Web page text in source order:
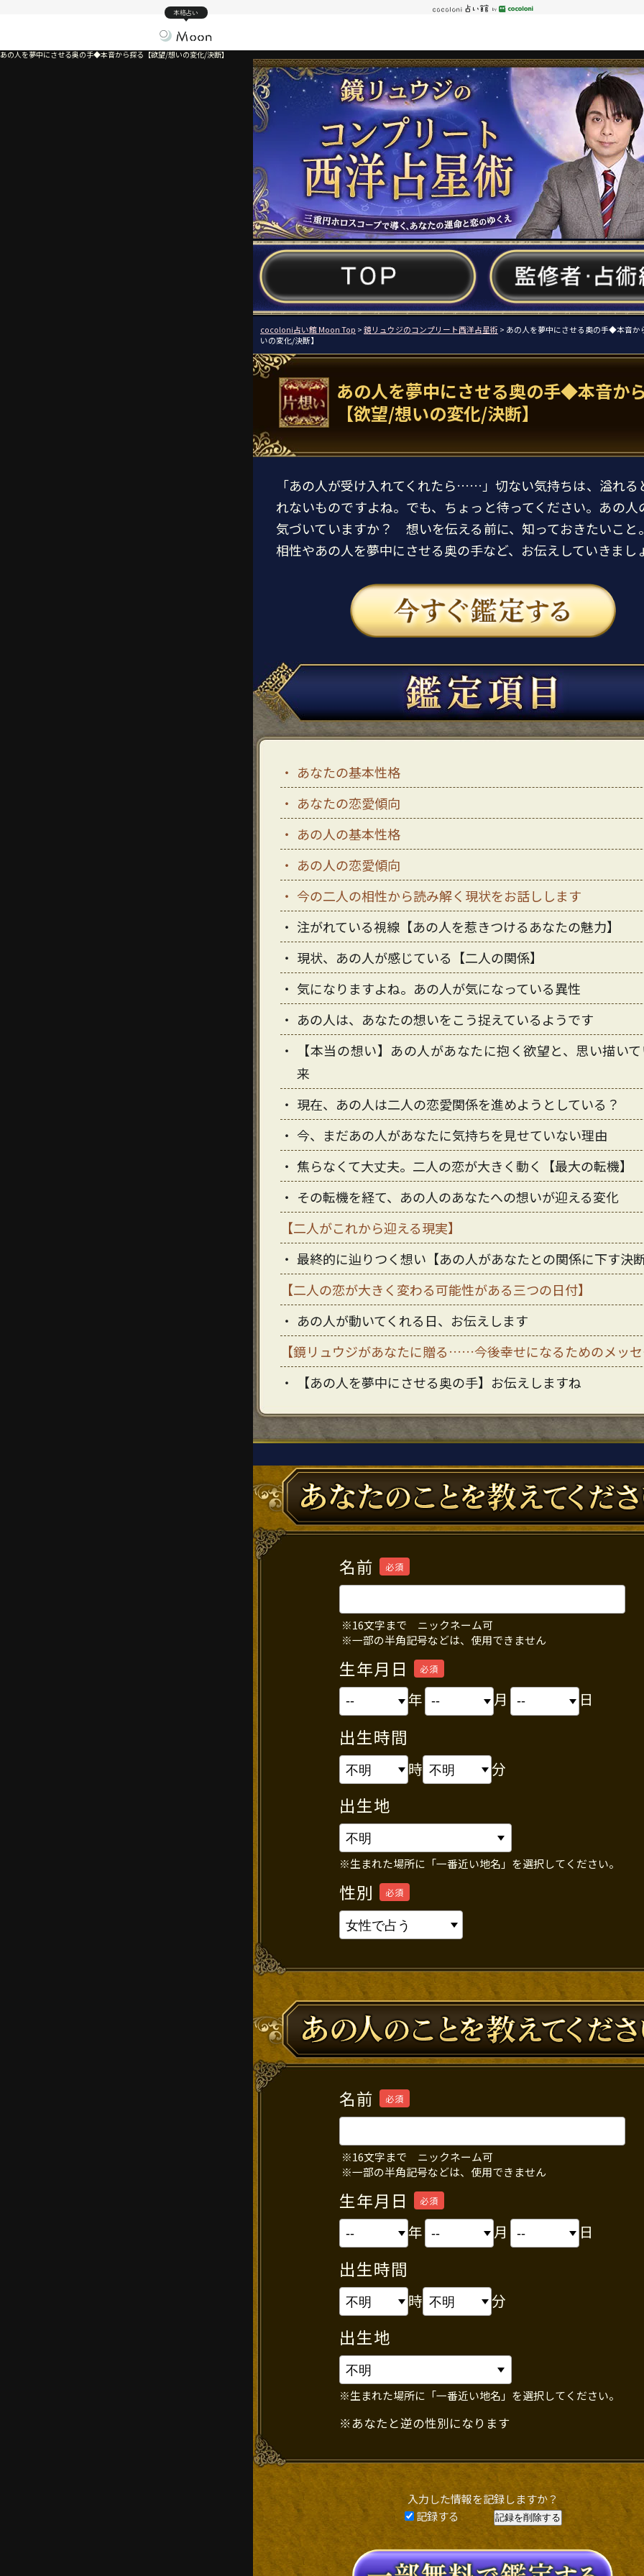
本格占い
あの人を夢中にさせる奥の手◆本音から探る【欲望/想いの変化/決断】
cocoloni占い館 Moon Top >鏡リュウジのコンプリート西洋占星術 > あの人を夢中にさせる奥の手◆本音か
いの変化/決断】
あの人を夢中にさせる奥の手◆本音か
【欲望/想いの変化/決断】
「あの人が受け入れてくれたら……」切ない気持ちは、溢れる
れないものですよね。でも、ちょっと待ってください。あの人
気づいていますか？ 想いを伝える前に、知っておきたいこと
相性やあの人を夢中にさせる奥の手など、お伝えしていきまし
あなたの基本性格
あなたの恋愛傾向
あの人の基本性格
あの人の恋愛傾向
今の二人の相性から読み解く現状をお話しします
注がれている視線【あの人を惹きつけるあなたの魅力】
現状、あの人が感じている【二人の関係】
気になりますよね。あの人が気になっている異性
あの人は、あなたの想いをこう捉えているようです
【本当の想い】あの人があなたに抱く欲望と、思い描い
来
現在、あの人は二人の恋愛関係を進めようとしている？
今、まだあの人があなたに気持ちを見せていない理由
焦らなくて大丈夫。二人の恋が大きく動く【最大の転機】
その転機を経て、あの人のあなたへの想いが迎える変化
【二人がこれから迎える現実】
最終的に辿りつく想い【あの人があなたとの関係に下す決
【二人の恋が大きく変わる可能性がある三つの日付】
あの人が動いてくれる日、お伝えします
【鏡リュウジがあなたに贈る……今後幸せになるためのメッ
【あの人を夢中にさせる奥の手】お伝えしますね
名前 必須
※16文字まで ニックネーム可
※一部の半角記号などは、使用できません
生年月日 必須
年 月 日
出生時間
時 分
出生地
※生まれた場所に「一番近い地名」を選択してください。
性別 必須
名前 必須
※16文字まで ニックネーム可
※一部の半角記号などは、使用できません
生年月日 必須
年 月 日
出生時間
時 分
出生地
※生まれた場所に「一番近い地名」を選択してください。
※あなたと逆の性別になります
入力した情報を記録しますか？
記録する